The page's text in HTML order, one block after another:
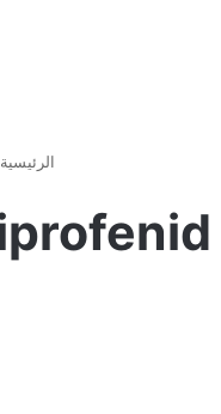
الرئيسية